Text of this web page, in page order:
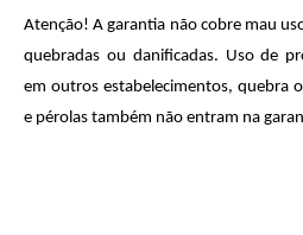
Atenção! A garantia não cobre mau
quebradas ou danificadas. Uso de
em outros estabelecimentos, quebra
e pérolas também não entram na